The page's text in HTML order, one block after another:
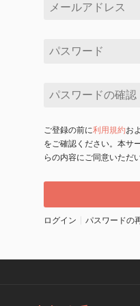
ご登録の前に利用規約お
をご確認ください。本サ
らの内容にご同意いただ
ログイン パスワードの